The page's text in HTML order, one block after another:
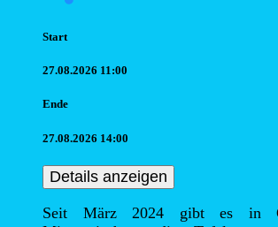
Start
27.08.2026 11:00
Ende
27.08.2026 14:00
Details anzeigen
Seit März 2024 gibt es in